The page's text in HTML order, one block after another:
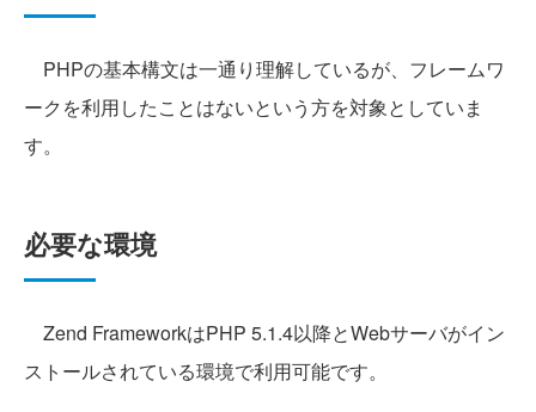
PHPの基本構文は一通り理解しているが、フレームワ
ークを利用したことはないという方を対象としていま
す。
必要な環境
Zend FrameworkはPHP 5.1.4以降とWebサーバがイン
ストールされている環境で利用可能です。